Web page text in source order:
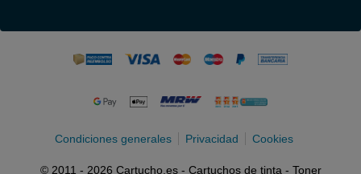
Condiciones generales Privacidad Cookies
© 2011 - 2026 Cartucho.es - Cartuchos de tinta - Toner